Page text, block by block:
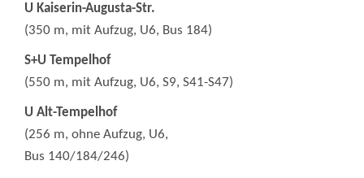
U Kaiserin-Augusta-Str.
(350 m, mit Aufzug, U6, Bus 184)
S+U Tempelhof
(550 m, mit Aufzug, U6, S9, S41-S47)
U Alt-Tempelhof
(256 m, ohne Aufzug, U6,
Bus 140/184/246)